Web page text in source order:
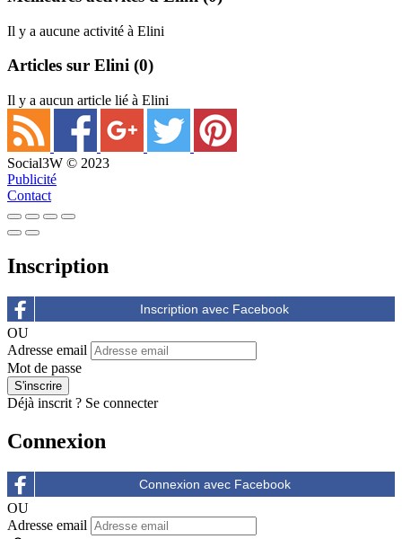
Il y a aucune activité à Elini
Articles sur Elini (0)
Il y a aucun article lié à Elini
Social3W © 2023
Publicité
Contact
Inscription
OU
Adresse email
Mot de passe
Déjà inscrit ? Se connecter
Connexion
OU
Adresse email